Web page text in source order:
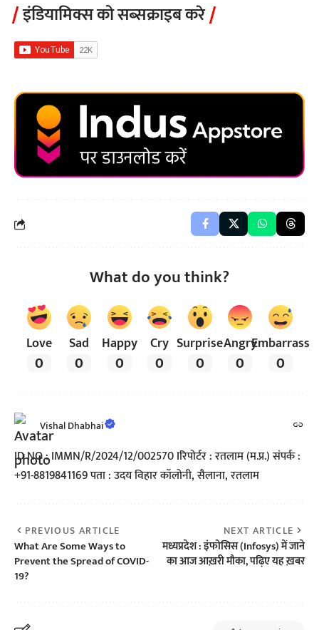
इंडियामिक्स को सब्सक्राइब करे
What do you think?
Love
0
Sad
0
Happy
0
Cry
0
Surprise
0
Angry
0
Embarrass
0
Vishal Dhabhai
ID NO : IMMN/R/2024/12/002570 Iरिपोर्टर : रतलाम (म.प्र.) संपर्क :
+91-8819841169 पता : उदय विहार कॉलोनी, सैलाना, रतलाम
PREVIOUS ARTICLE
What Are Some Ways to
Prevent the Spread of COVID-
19?
NEXT ARTICLE
मध्यप्रदेश : इंफोसिस (Infosys) में जाने
का आज आख़री मौका, पढ़िए यह ख़बर